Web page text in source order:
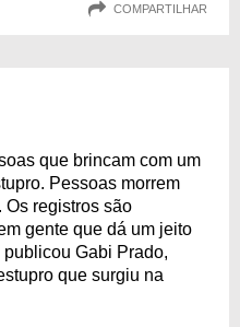
COMPARTILHAR
que brincam com um
Pessoas morrem
Os registros são
gente que dá um jeito
publicou Gabi Prado,
que surgiu na